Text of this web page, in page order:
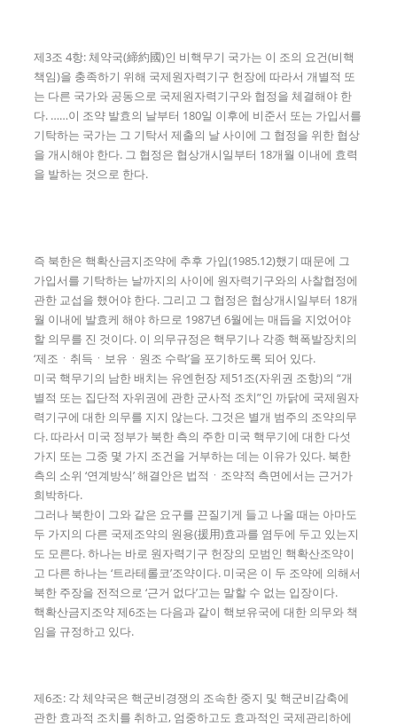
제3조 4항: 체약국(締約國)인 비핵무기 국가는 이 조의 요건(비핵
책임)을 충족하기 위해 국제원자력기구 헌장에 따라서 개별적 또
는 다른 국가와 공동으로 국제원자력기구와 협정을 체결해야 한
다. ……이 조약 발효의 날부터 180일 이후에 비준서 또는 가입서를
기탁하는 국가는 그 기탁서 제출의 날 사이에 그 협정을 위한 협상
을 개시해야 한다. 그 협정은 협상개시일부터 18개월 이내에 효력
을 발하는 것으로 한다.
즉 북한은 핵확산금지조약에 추후 가입(1985.12)했기 때문에 그
가입서를 기탁하는 날까지의 사이에 원자력기구와의 사찰협정에
관한 교섭을 했어야 한다. 그리고 그 협정은 협상개시일부터 18개
월 이내에 발효케 해야 하므로 1987년 6월에는 매듭을 지었어야
할 의무를 진 것이다. 이 의무규정은 핵무기나 각종 핵폭발장치의
‘제조ㆍ취득ㆍ보유ㆍ원조 수락’을 포기하도록 되어 있다.
미국 핵무기의 남한 배치는 유엔헌장 제51조(자위권 조항)의 “개
별적 또는 집단적 자위권에 관한 군사적 조치”인 까닭에 국제원자
력기구에 대한 의무를 지지 않는다. 그것은 별개 범주의 조약의무
다. 따라서 미국 정부가 북한 측의 주한 미국 핵무기에 대한 다섯
가지 또는 그중 몇 가지 조건을 거부하는 데는 이유가 있다. 북한
측의 소위 ‘연계방식’ 해결안은 법적ㆍ조약적 측면에서는 근거가
희박하다.
그러나 북한이 그와 같은 요구를 끈질기게 들고 나올 때는 아마도
두 가지의 다른 국제조약의 원용(援用)효과를 염두에 두고 있는지
도 모른다. 하나는 바로 원자력기구 헌장의 모범인 핵확산조약이
고 다른 하나는 ‘트라테롤코’조약이다. 미국은 이 두 조약에 의해서
북한 주장을 전적으로 ‘근거 없다’고는 말할 수 없는 입장이다.
핵확산금지조약 제6조는 다음과 같이 핵보유국에 대한 의무와 책
임을 규정하고 있다.
제6조: 각 체약국은 핵군비경쟁의 조속한 중지 및 핵군비감축에
관한 효과적 조치를 취하고, 엄중하고도 효과적인 국제관리하에